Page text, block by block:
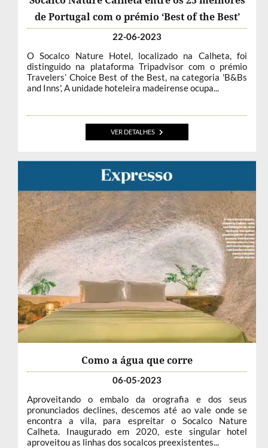
de Portugal com o prémio ‘Best of the Best’
22-06-2023
O Socalco Nature Hotel, localizado na Calheta, foi
distinguido na plataforma Tripadvisor com o prémio
Travelers’ Choice Best of the Best, na categoria 'B&Bs
and Inns', A unidade hoteleira madeirense ocupa...
VER DETALHES
Como a água que corre
06-05-2023
Aproveitando o embalo da orografia e dos seus
pronunciados declines, descemos até ao vale onde se
encontra a vila, para espreitar o Socalco Nature
Calheta. Inaugurado em 2020, este singular hotel
aproveitou as linhas dos socalcos preexistentes...